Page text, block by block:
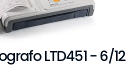
LTD451 - 6/12